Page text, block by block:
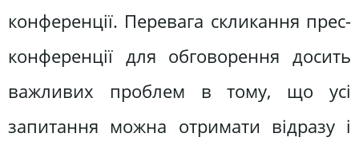
конференції. Перевага скликання прес-
конференції для обговорення досить
важливих проблем в тому, що усі
запитання можна отримати відразу і